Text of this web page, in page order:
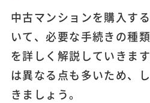
中古マンションを購入す
いて、必要な手続きの種
を詳しく解説していきま
は異なる点も多いため、
きましょう。